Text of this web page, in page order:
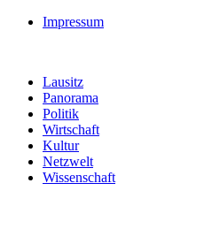
Impressum
Lausitz
Panorama
Politik
Wirtschaft
Kultur
Netzwelt
Wissenschaft